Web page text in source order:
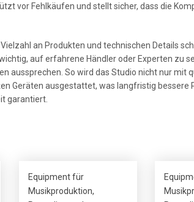
vor Fehlkäufen und stellt sicher, dass die
an Produkten und technischen Details
auf erfahrene Händler oder Experten zu
aussprechen. So wird das Studio nicht nur mit
Geräten ausgestattet, was langfristig bessere
garantiert.
Equipment für
Musikproduktion,